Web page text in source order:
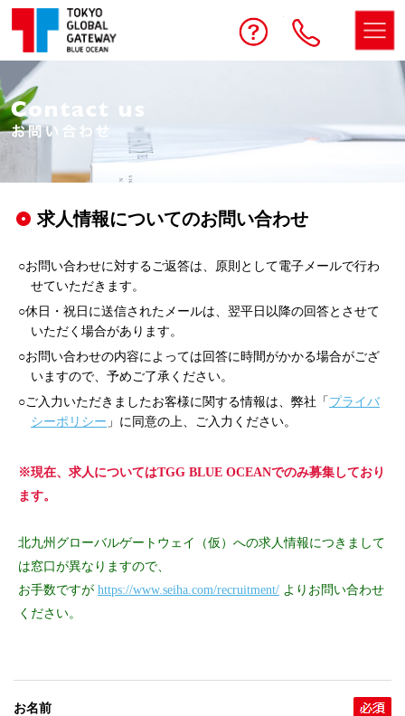
お問い合わせ電話
求人情報についてのお問い合わせ
○お問い合わせに対するご返答は、原則として電子メールで行わ
せていただきます。
○休日・祝日に送信されたメールは、翌平日以降の回答とさせて
いただく場合があります。
○お問い合わせの内容によっては回答に時間がかかる場合がござ
いますので、予めご了承ください。
○ご入力いただきましたお客様に関する情報は、弊社「 プライバ
シーポリシー 」に同意の上、ご入力ください。
※現在、求人についてはTGG BLUE OCEANでのみ募集しており
ます。
北九州グローバルゲートウェイ（仮）への求人情報につきまして
は窓口が異なりますので、
お手数ですが https://www.seiha.com/recruitment/ よりお問い合わせ
ください。
お名前